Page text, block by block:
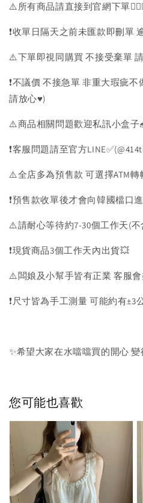
⚠️所有商品請直接到官網下單
❗️收單日隔天之前未匯款即刪單
⚠️下單即視同購買 不接受棄單
❗️不議價 不接急單 非重大瑕疵
請放心♥️)
⚠️商品相關問題歡迎私訊小盒子
❗️客服問題請至官方
⚠️全店多為預售款 可選擇ATM
❗️預售款收單後才會向韓國檔口
⚠️請耐心等待約7-30個工作天(不
❗️現貨商品3個工作天內出貨💥
⚠️闆娘及小幫手皆有正業 客服
❗️尺寸皆為手工測量 可能約有±3
✨希望大家在水噹噹買的開心 變
您可能也喜歡